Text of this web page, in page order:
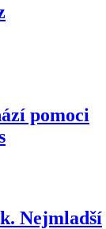
pomoci
Nejmladší